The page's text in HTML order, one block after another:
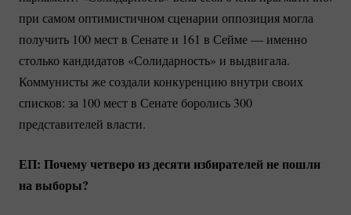
при самом оптимистичном сценарии оппозиция могла
получить 100 мест в Сенате и 161 в Сейме — именно
столько кандидатов «Солидарность» и выдвигала.
Коммунисты же создали конкуренцию внутри своих
списков: за 100 мест в Сенате боролись 300
представителей власти.
ЕП: Почему четверо из десяти избирателей не пошли
на выборы?